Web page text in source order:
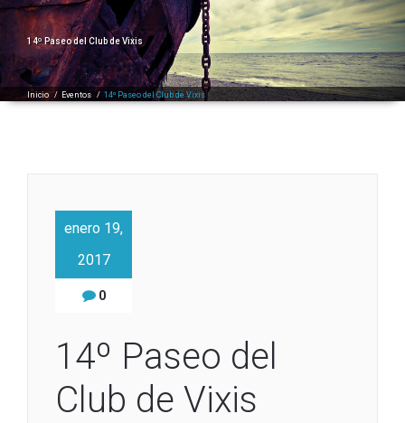
14º Paseo del Club de Vixis
Inicio / Eventos / 14º Paseo del Club de Vixis
enero 19,
2017
0
14º Paseo del
Club de Vixis